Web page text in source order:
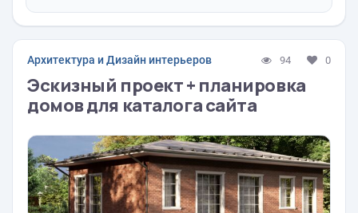
Архитектура и Дизайн интерьеров 94 0
Эскизный проект + планировка
домов для каталога сайта